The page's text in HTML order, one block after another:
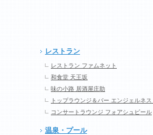
レストラン
レストラン ファムネット
和食堂 天王坂
味の小路 居酒屋庄助
トップラウンジ＆バー エンジェルネス
コンサートラウンジ フォアシュピール
温泉・プール